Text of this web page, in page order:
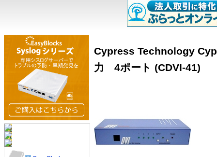
Cypress Technology
力 4ポート (CDVI-41)